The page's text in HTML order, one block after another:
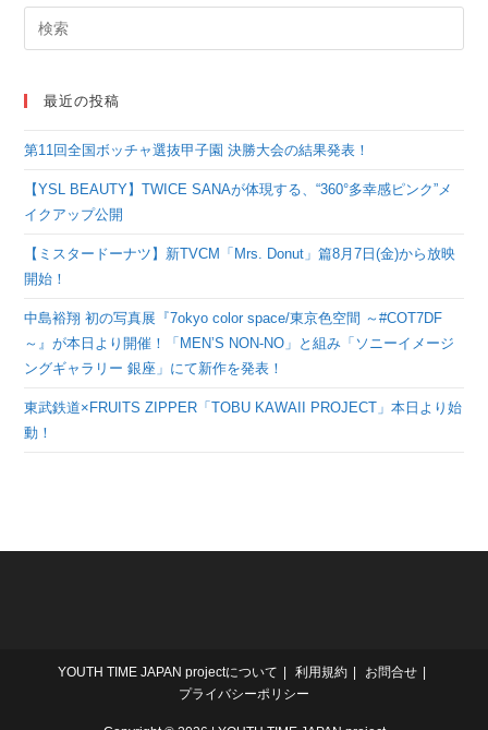
ラオケDAMでは本人
映像とメンバーからの
最近の投稿
第11回全国ボッチャ選抜甲子園 決勝大会の結果発表！
【YSL BEAUTY】TWICE SANAが体現する、“360°多幸感ピンク”メ
イクアップ公開
【ミスタードーナツ】新TVCM「Mrs. Donut」篇8月7日(金)から放映
開始！
中島裕翔 初の写真展『7okyo color space/東京色空間 ～#COT7DF
～』が本日より開催！「MEN’S NON-NO」と組み「ソニーイメージ
ングギャラリー 銀座」にて新作を発表！
東武鉄道×FRUITS ZIPPER「TOBU KAWAII PROJECT」本日より始
動！
YOUTH TIME JAPAN projectについて 利用規約
お問合せ
プライバシーポリシー